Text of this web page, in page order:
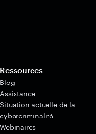
Ressources
Blog
Assistance
Situation actuelle de la
cybercriminalité
Webinaires